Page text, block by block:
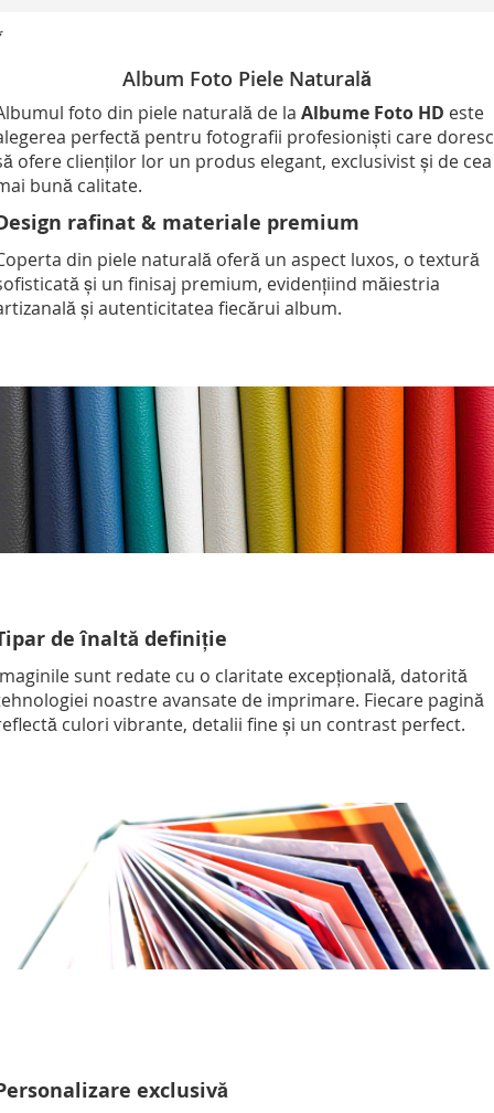
Album Foto Piele Naturală
foto din piele naturală de la Albume Foto HD este
perfectă pentru fotografii profesioniști care doresc
ofere clienților lor un produs elegant, exclusivist și de cea
bună calitate.
rafinat & materiale premium
din piele naturală oferă un aspect luxos, o textură
și un finisaj premium, evidențiind măiestria
și autenticitatea fiecărui album.
de înaltă definiție
sunt redate cu o claritate excepțională, datorită
noastre avansate de imprimare. Fiecare pagină
culori vibrante, detalii fine și un contrast perfect.
exclusivă